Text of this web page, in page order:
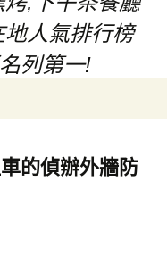
人氣排行榜
列第一!
鍵
字:
的偵辦外牆防